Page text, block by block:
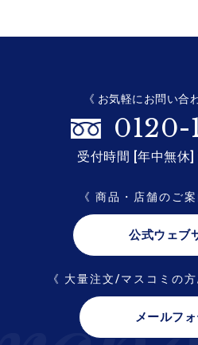
《 お気軽にお問い合
0120-
受付時間 [年中無休
《 商品・店舗のご
公式ウェブ
《 大量注文/マスコミの
メールフ